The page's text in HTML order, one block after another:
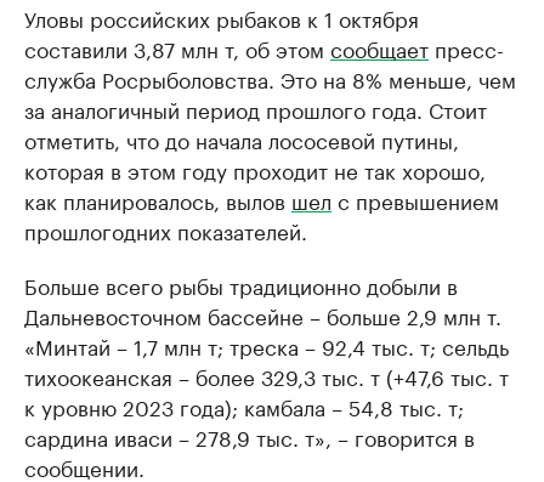
Уловы российских рыбаков к 1 октября
составили 3,87 млн т, об этом сообщает пресс-
служба Росрыболовства. Это на 8% меньше, чем
за аналогичный период прошлого года. Стоит
отметить, что до начала лососевой путины,
которая в этом году проходит не так хорошо,
как планировалось, вылов шел с превышением
прошлогодних показателей.
Больше всего рыбы традиционно добыли в
Дальневосточном бассейне – больше 2,9 млн т.
«Минтай – 1,7 млн т; треска – 92,4 тыс. т; сельдь
тихоокеанская – более 329,3 тыс. т (+47,6 тыс. т
к уровню 2023 года); камбала – 54,8 тыс. т;
сардина иваси – 278,9 тыс. т», – говорится в
сообщении.